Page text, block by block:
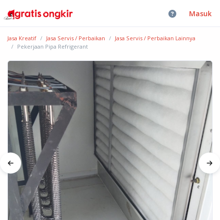
Masuk
Jasa Kreatif Jasa Servis / Perbaikan
Jasa Servis / Perbaikan Lainnya
Pekerjaan Pipa Refrigerant